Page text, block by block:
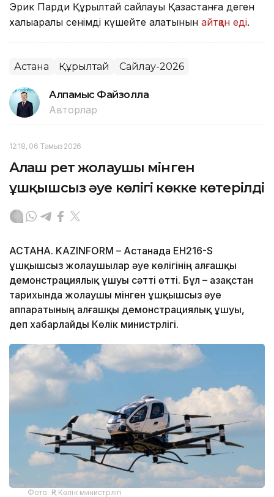
Эрик Парди Құрылтай сайлауы Қазақстанға деген
халықаралық сенімді күшейте алатынын айтқан еді.
Астана Құрылтай Сайлау-2026
Алпамыс Файзолла
Авторлар
12:18, 06 Тамыз 2026
Алғаш рет жолаушы мінген
ұшқышсыз әуе көлігі көкке көтерілді
АСТАНА. KAZINFORM – Астанада EH216-S
ұшқышсыз жолаушылар әуе көлігінің алғашқы
демонстрациялық ұшуы сәтті өтті. Бұл – Қазақстан
тарихында жолаушы мінген ұшқышсыз әуе
аппаратының алғашқы демонстрациялық ұшуы,
деп хабарлайды Көлік министрлігі.
Фото: ҚР Көлік министрлігі